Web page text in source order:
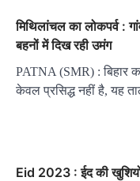
मिथिलांचल का लोकपर्व :
बहनों में दिख रही उमंग
PATNA (SMR) : बिहार
केवल प्रसिद्ध नहीं है, यह
Eid 2023 : ईद की खुशियों